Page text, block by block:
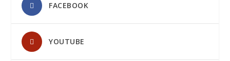
FACEBOOK
YOUTUBE